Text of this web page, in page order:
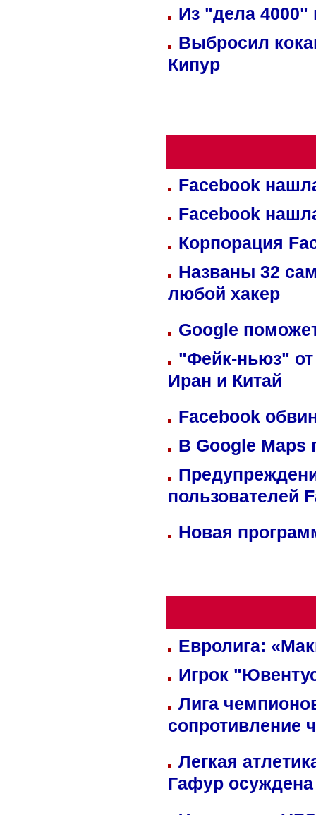
Из "дела 4000"
Выбросил
Кипур
Facebook
Facebook
Корпорация
Названы 32
любой хакер
Google
"Фейк-ньюз" от
Иран и Китай
Facebook
В Google Maps
пользователей
Новая
Евролига:
Игрок
Лига
сопротивление
Легкая
Гафур осуждена